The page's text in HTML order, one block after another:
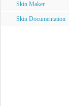
Skin Maker
Skin Documentation